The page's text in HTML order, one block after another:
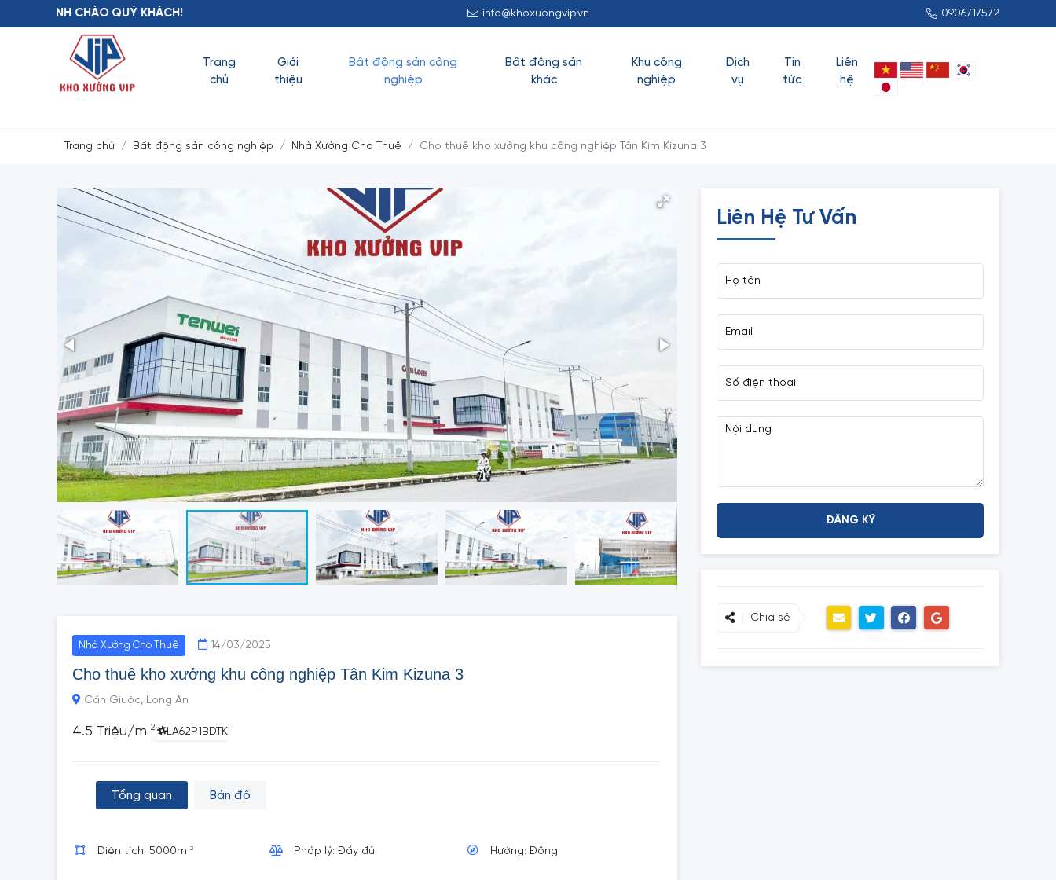
QUÝ KHÁCH! 0906717572
info@khoxuongvip.vn
Trang
chủ
Giới
thiệu
Bất động sản công
nghiệp
Bất động sản
khác
Khu công
nghiệp
Dịch
vụ
Tin
tức
Liên
hệ
Trang chủ Bất động sản công nghiệp Nhà Xưởng Cho Thuê Cho thuê kho xưởng khu công nghiệp Tân Kim Kizuna 3
Nhà Xưởng Cho Thuê 14/03/2025
Cho thuê kho xưởng khu công nghiệp Tân Kim Kizuna 3
Cần Giuộc, Long An
4.5 Triệu/m 2 LA62P1BDTK
Tổng quan Bản đồ
Diện tích: 5000m 2 Pháp lý: Đầy đủ Hướng: Đông
Liên Hệ Tư Vấn
Chia sẻ